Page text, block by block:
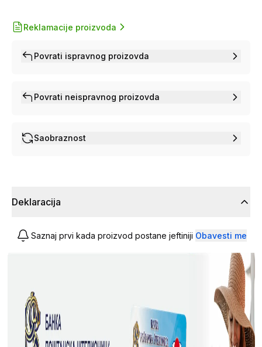
Reklamacije proizvoda
Povrati ispravnog proizovda
Povrati neispravnog proizovda
Saobraznost
Deklaracija
Saznaj prvi kada proizvod postane jeftiniji Obavesti me